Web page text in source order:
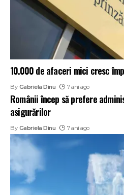
10.000 de afaceri mici cresc
By Gabriela Dinu 7 ani ago
Românii încep să prefere
asigurărilor
By Gabriela Dinu 7 ani ago